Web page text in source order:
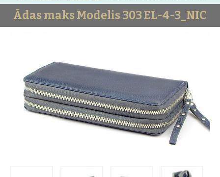
Ādas maks Modelis 303 EL-4-3_NIC